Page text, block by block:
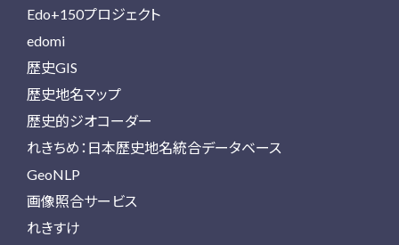
Edo+150プロジェクト
edomi
歴史GIS
歴史地名マップ
歴史的ジオコーダー
れきちめ：日本歴史地名統合データベース
GeoNLP
画像照合サービス
れきすけ